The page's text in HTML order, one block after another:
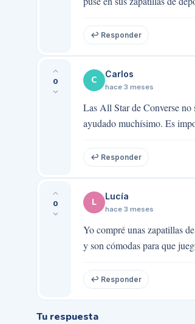
↩ Responder
0 C
Carlos
hace 3 meses
Las All Star de Converse no
ayudado muchísimo. Es
↩ Responder
0 L
Lucía
hace 3 meses
Yo compré unas zapatillas
y son cómodas para que
↩ Responder
Tu respuesta